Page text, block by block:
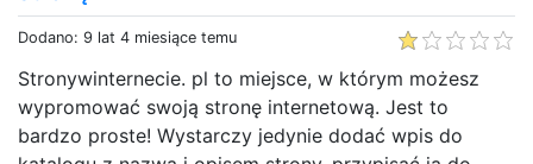
Dodano: 9 lat 4 miesiące temu
Stronywinternecie. pl to miejsce, w którym możesz
wypromować swoją stronę internetową. Jest to
bardzo proste! Wystarczy jedynie dodać wpis do